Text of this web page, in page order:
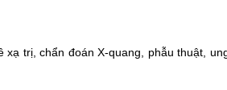
trị, chẩn đoán X-quang, phẫu thuật,